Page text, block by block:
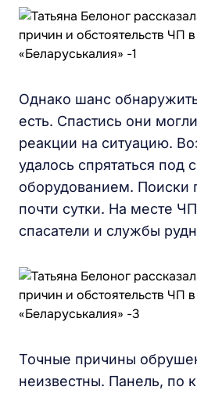
Однако шанс
есть. Спастись они
реакции на ситуацию.
удалось спрятаться под
оборудованием. Поиски
почти сутки. На месте
спасатели и службы
Точные причины
неизвестны. Панель, по